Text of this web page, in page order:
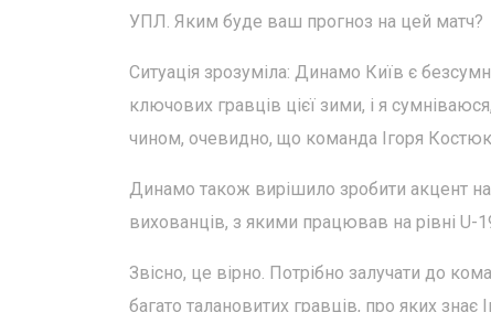
УПЛ. Яким буде ваш прогноз на цей матч?
Ситуація зрозуміла: Динамо Київ є
ключових гравців цієї зими, і я
чином, очевидно, що команда Ігоря
Динамо також вирішило зробити акцент
вихованців, з якими працював на рівні U-
Звісно, це вірно. Потрібно залучати до
багато талановитих гравців, про яких